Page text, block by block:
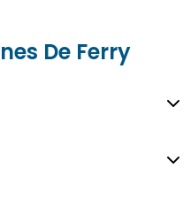
De Ferry